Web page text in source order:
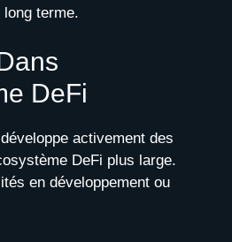
terme.
DeFi
activement des
DeFi plus large.
en développement ou